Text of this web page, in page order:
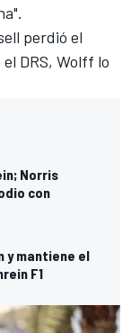
perdió el
DRS, Wolff lo
Norris
con
y mantiene el
F1